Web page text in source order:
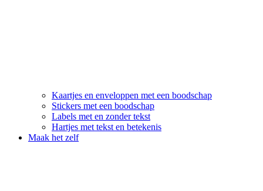
Kaartjes en enveloppen met een boodschap
Stickers met een boodschap
Labels met en zonder tekst
Hartjes met tekst en betekenis
Maak het zelf